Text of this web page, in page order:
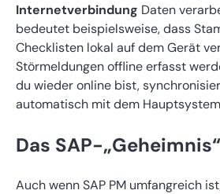
Internetverbindung Daten
bedeutet beispielsweise, dass
Checklisten lokal auf dem Gerät
Störmeldungen offline erfasst
du wieder online bist,
automatisch mit dem
Das SAP-„Geheimnis“
Auch wenn SAP PM umfangreich